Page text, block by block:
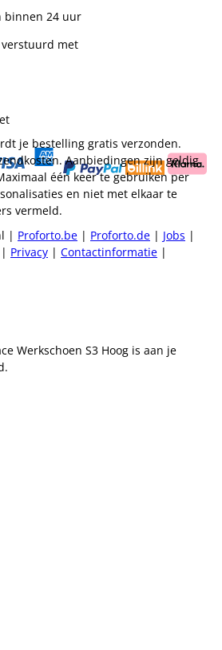
binnen 24 uur
met
je bestelling gratis verzonden.
Aanbiedingen zijn geldig
één keer te gebruiken per
en niet met elkaar te
vermeld.
| Proforto.be | Proforto.de | Jobs |
| Privacy | Contactinformatie |
Werkschoen S3 Hoog is aan je